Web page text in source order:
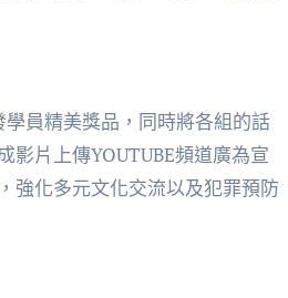
員精美獎品，同時將各組的話
片上傳YOUTUBE頻道廣為宣
強化多元文化交流以及犯罪預防